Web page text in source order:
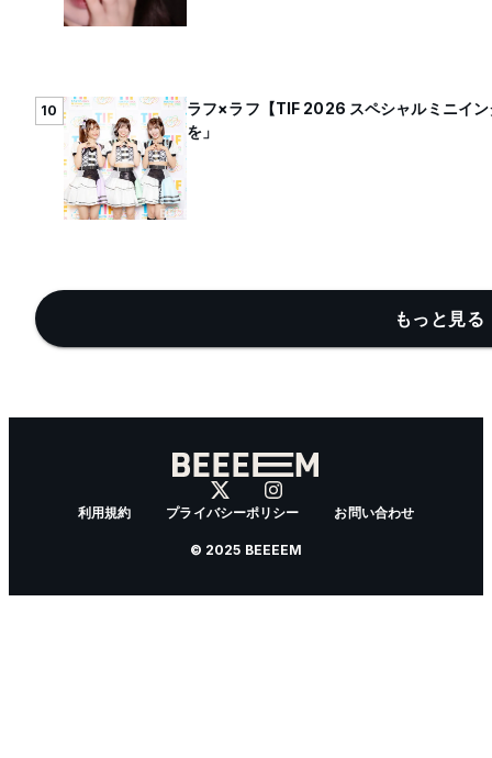
10
ラフ×ラフ【TIF 2026 スペシャルミニイ
を」
もっと見る
利用規約 プライバシーポリシー お問い合わせ
© 2025 BEEEEM